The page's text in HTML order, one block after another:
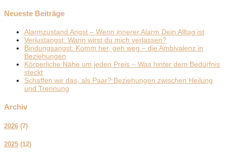
Neueste Beiträge
Alarmzustand Angst – Wenn innerer Alarm Dein Alltag ist
Verlustangst: Wann wirst du mich verlassen?
Bindungsangst: Komm her, geh weg – die Ambivalenz in
Beziehungen
Körperliche Nähe um jeden Preis – Was hinter dem Bedürfnis
steckt
Schaffen wir das, als Paar? Beziehungen zwischen Heilung
und Trennung
Archiv
2026 (7)
2025 (12)